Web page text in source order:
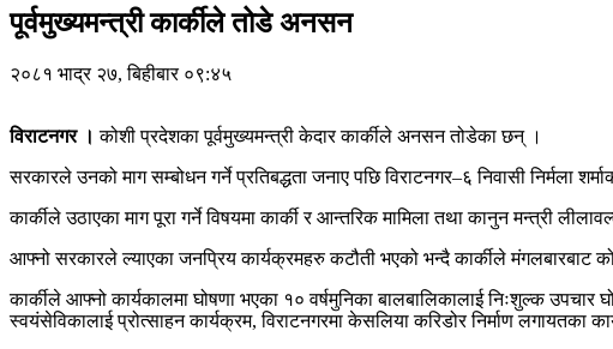
पूर्वमुख्यमन्त्री कार्कीले तोडे अनसन
२०८१ भाद्र २७, बिहीबार ०९:४५
विराटनगर । कोशी प्रदेशका पूर्वमुख्यमन्त्री केदार कार्कीले अनसन तोडेका छन् ।
सरकारले उनको माग सम्बोधन गर्ने प्रतिबद्धता जनाए पछि विराटनगर–६ निवासी निर्मला
कार्कीले उठाएका माग पूरा गर्ने विषयमा कार्की र आन्तरिक मामिला तथा कानुन मन्त्री
आफ्नो सरकारले ल्याएका जनप्रिय कार्यक्रमहरु कटौती भएको भन्दै कार्कीले
कार्कीले आफ्नो कार्यकालमा घोषणा भएका १० वर्षमुनिका बालबालिकालाई निःशुल्क
स्वयंसेविकालाई प्रोत्साहन कार्यक्रम, विराटनगरमा केसलिया करिडोर निर्माण